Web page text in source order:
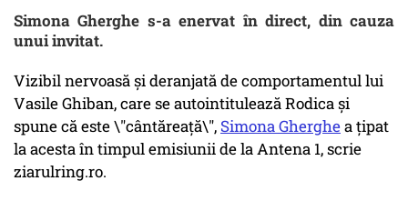
Simona Gherghe s-a enervat în direct, din cauza
unui invitat.
Vizibil nervoasă și deranjată de comportamentul lui
Vasile Ghiban, care se autointitulează Rodica și
spune că este \"cântăreață\", Simona Gherghea țipat
la acesta în timpul emisiunii de la Antena 1, scrie
ziarulring.ro.